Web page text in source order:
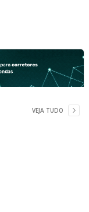
VEJA TUDO